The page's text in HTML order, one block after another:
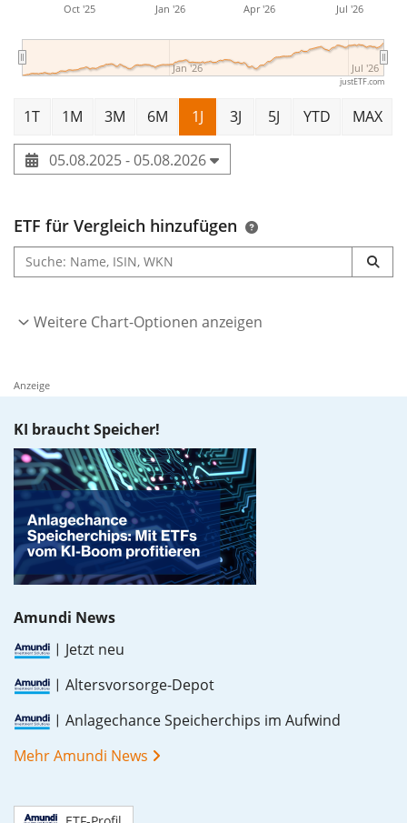
Oct '25 Jan '26 Apr '26 Jul '26
Jan '26 Jul '26
justETF.com
1T 1M 3M 6M 1J 3J 5J YTD MAX
05.08.2025 - 05.08.2026
ETF für Vergleich hinzufügen
Weitere Chart-Optionen anzeigen
Anzeige
KI braucht Speicher!
Amundi News
Jetzt neu
Altersvorsorge-Depot
Anlagechance Speicherchips im Aufwind
Mehr Amundi News